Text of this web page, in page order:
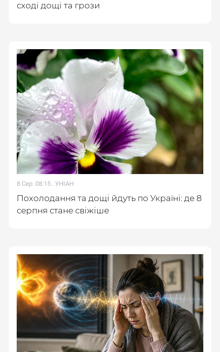
сході дощі та грози
8 Сер. 08:15 . УНІАН
Похолодання та дощі йдуть по Україні: де 8
серпня стане свіжіше